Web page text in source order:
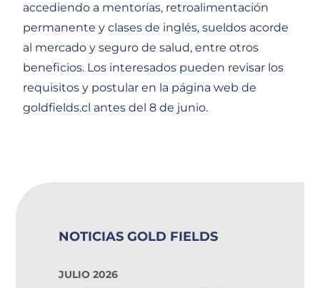
accediendo a mentorías, retroalimentación
permanente y clases de inglés, sueldos acorde
al mercado y seguro de salud, entre otros
beneficios. Los interesados pueden revisar los
requisitos y postular en la página web de
goldfields.cl antes del 8 de junio.
NOTICIAS GOLD FIELDS
JULIO 2026